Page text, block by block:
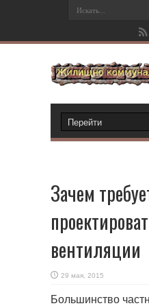
Зачем
вентиляции
29 мая, 2015
Большинство